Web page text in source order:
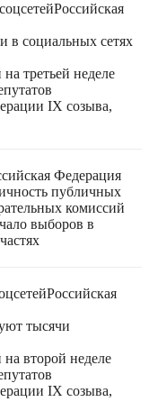
Российская
в социальных сетях
третьей неделе
IX созыва,
Федерация
публичных
комиссий
выборов в
Российская
тысячи
второй неделе
IX созыва,